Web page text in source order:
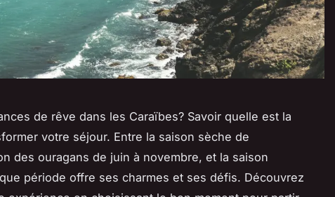
de rêve dans les Caraïbes? Savoir quelle est la
votre séjour. Entre la saison sèche de
des ouragans de juin à novembre, et la saison
période offre ses charmes et ses défis. Découvrez